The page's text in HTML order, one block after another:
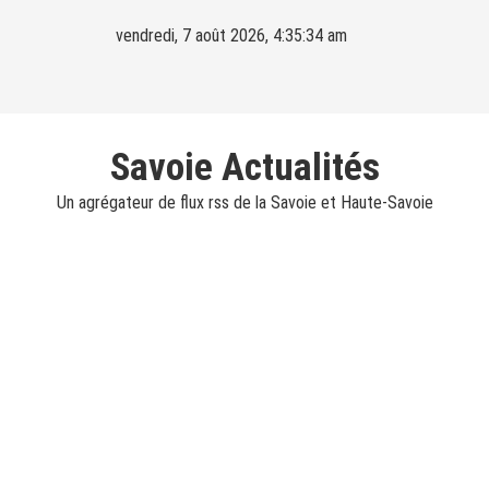
vendredi, 7 août 2026, 4:35:35 am
Savoie Actualités
Un agrégateur de flux rss de la Savoie et Haute-Savoie